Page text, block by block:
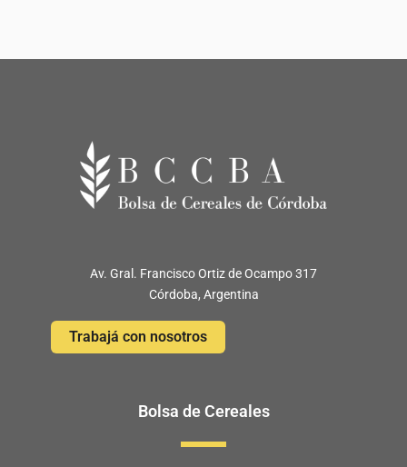
Av. Gral. Francisco Ortiz de Ocampo 317
Córdoba, Argentina
Trabajá con nosotros
Bolsa de Cereales